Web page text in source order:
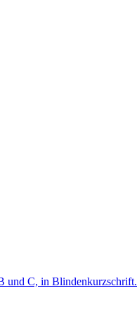
und C, in Blindenkurzschrift.